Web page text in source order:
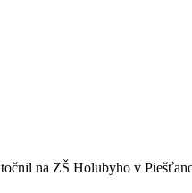
na ZŠ Holubyho v